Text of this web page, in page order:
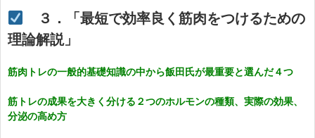
３．「最短で効率良く筋肉をつけるための
理論解説」
筋肉トレの一般的基礎知識の中から飯田氏が最重要と選んだ４つ
筋トレの成果を大きく分ける２つのホルモンの種類、実際の効果、
分泌の高め方